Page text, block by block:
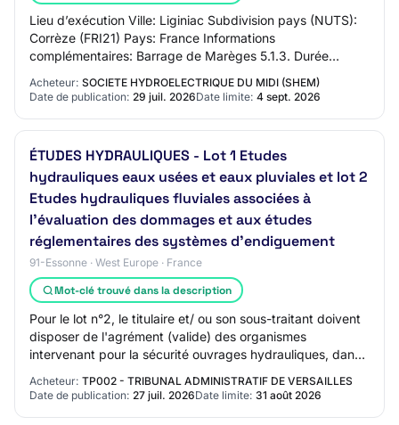
Lieu d’exécution Ville: Liginiac Subdivision pays (NUTS):
Corrèze (FRI21) Pays: France Informations
complémentaires: Barrage de Marèges 5.1.3. Durée
estimée Date de fin de durée: 18/03/2027 Autre dur…
Acheteur: SOCIETE HYDROELECTRIQUE DU MIDI (SHEM)
Date de publication: 29 juil. 2026Date limite: 4 sept. 2026
ÉTUDES HYDRAULIQUES - Lot 1 Etudes
hydrauliques eaux usées et eaux pluviales et lot 2
Etudes hydrauliques fluviales associées à
l'évaluation des dommages et aux études
réglementaires des systèmes d'endiguement
91-Essonne · West Europe · France
Mot-clé trouvé dans la description
Pour le lot n°2, le titulaire et/ ou son sous-traitant doivent
disposer de l'agrément (valide) des organismes
intervenant pour la sécurité ouvrages hydrauliques, dans
Acheteur: TP002 - TRIBUNAL ADMINISTRATIF DE VERSAILLES
Date de publication: 27 juil. 2026Date limite: 31 août 2026